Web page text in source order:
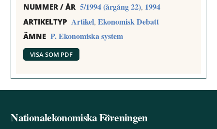
NUMMER / ÅR 5/1994 (årgång 22), 1994
ARTIKELTYP Artikel,Ekonomisk Debatt
ÄMNE P. Ekonomiska system
VISA SOM PDF
Back
Nationalekonomiska Föreningen